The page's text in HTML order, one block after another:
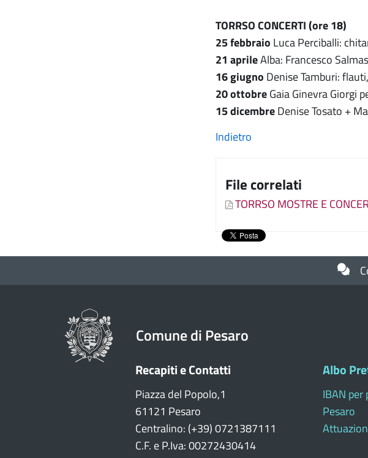
TORRSO CONCERTI (ore 18)
25 febbraio Luca Perciballi:
21 aprileAlba: Francesco
16 giugno Denise Tamburi:
20 ottobreGaia Ginevra Giorgi
15 dicembreDenise Tosato +
Indietro
File correlati
TORRSO MOSTRE E
Comune di Pesaro
Recapiti e Contatti
Piazza del Popolo,1
61121 Pesaro
Centralino: (+39) 0721387111
C.F. e P.Iva: 00272430414
Albo
IBAN
Pesaro